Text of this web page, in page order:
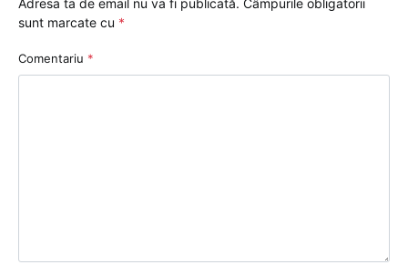
Adresa ta de email nu va fi publicată. Câmpurile obligatorii
sunt marcate cu *
Comentariu *